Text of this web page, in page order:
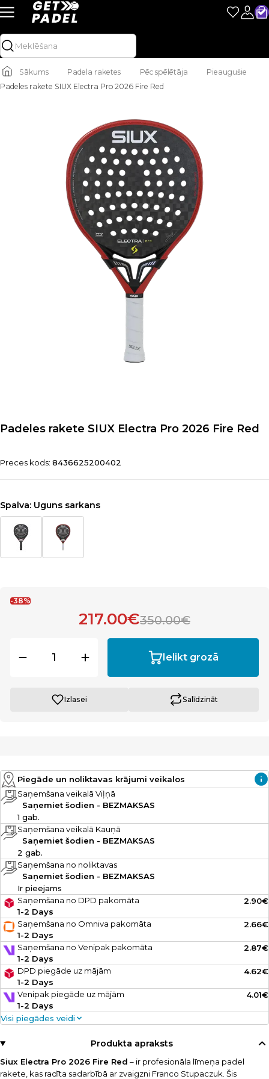
Sākums Padela raketes Pēc spēlētāja
Pieaugušie
Padeles rakete SIUX Electra Pro 2026 Fire Red
Padeles rakete SIUX Electra Pro 2026 Fire Red
Preces kods: 8436625200402
Spalva: Uguns sarkans
-38%
217.00€350.00€
Ielikt grozā
Izlasei Salīdzināt
Piegāde un noliktavas krājumi veikalos
Saņemšana veikalā Viļņā
Saņemiet šodien - BEZMAKSAS
1 gab.
Saņemšana veikalā Kauņā
Saņemiet šodien - BEZMAKSAS
2 gab.
Saņemšana no noliktavas
Saņemiet šodien - BEZMAKSAS
Ir pieejams
Saņemšana no DPD pakomāta
1-2 Days
2.90€
Saņemšana no Omniva pakomāta
1-2 Days
2.66€
Saņemšana no Venipak pakomāta
1-2 Days
2.87€
DPD piegāde uz mājām
1-2 Days
4.62€
Venipak piegāde uz mājām
1-2 Days
4.01€
Visi piegādes veidi
Produkta apraksts
Siux Electra Pro 2026 Fire Red – ir profesionāla līmeņa padel
rakete, kas radīta sadarbībā ar zvaigzni Franco Stupaczuk. Šis